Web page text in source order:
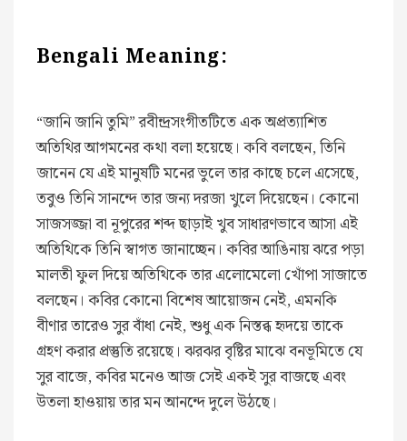
Bengali Meaning:
“জানি জানি তুমি” রবীন্দ্রসংগীতটিতে এক অপ্রত্যাশিত
অতিথির আগমনের কথা বলা হয়েছে। কবি বলছেন, তিনি
জানেন যে এই মানুষটি মনের ভুলে তার কাছে চলে এসেছে,
তবুও তিনি সানন্দে তার জন্য দরজা খুলে দিয়েছেন। কোনো
সাজসজ্জা বা নূপুরের শব্দ ছাড়াই খুব সাধারণভাবে আসা এই
অতিথিকে তিনি স্বাগত জানাচ্ছেন। কবির আঙিনায় ঝরে পড়া
মালতী ফুল দিয়ে অতিথিকে তার এলোমেলো খোঁপা সাজাতে
বলছেন। কবির কোনো বিশেষ আয়োজন নেই, এমনকি
বীণার তারেও সুর বাঁধা নেই, শুধু এক নিস্তব্ধ হৃদয়ে তাকে
গ্রহণ করার প্রস্তুতি রয়েছে। ঝরঝর বৃষ্টির মাঝে বনভূমিতে যে
সুর বাজে, কবির মনেও আজ সেই একই সুর বাজছে এবং
উতলা হাওয়ায় তার মন আনন্দে দুলে উঠছে।